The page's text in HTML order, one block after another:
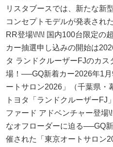
リスタブースでは、新たな新
コンセプトモデルが発表され
RR登場\!\!\! 国内100台限定の
カー抽選申し込みの開始は
タ ランドクルーザーFJのカ
場！──GQ新着カー2026年1
ートサロン2026」（千葉県・
トヨタ「ランドクルーザーFJ
ファード アドベンチャー登場
なオフローダーに迫る──GQ
催された「東京オートサロン